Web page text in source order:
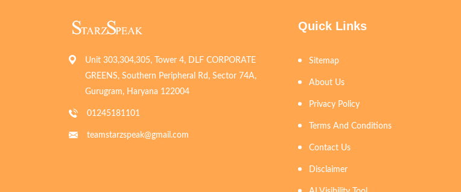
Unit 303,304,305, Tower 4, DLF CORPORATE
GREENS, Southern Peripheral Rd, Sector 74A,
Gurugram, Haryana 122004
01245181101
teamstarzspeak@gmail.com
Quick Links
Sitemap
About Us
Privacy Policy
Terms And Conditions
Contact Us
Disclaimer